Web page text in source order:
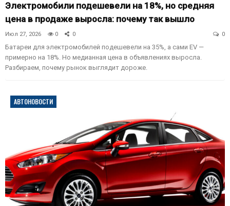
Электромобили подешевели на 18%, но средняя
цена в продаже выросла: почему так вышло
Июл 27, 2026 0 0 0
Батареи для электромобилей подешевели на 35%, а сами EV —
примерно на 18%. Но медианная цена в объявлениях выросла.
Разбираем, почему рынок выглядит дороже.
АВТОНОВОСТИ